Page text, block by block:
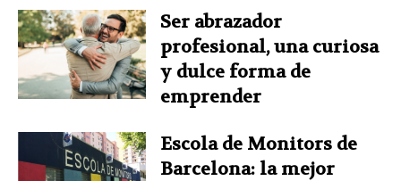
Ser abrazador
profesional, una curiosa
y dulce forma de
emprender
Escola de Monitors de
Barcelona: la mejor